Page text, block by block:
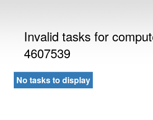
Invalid tasks for
4607539
No tasks to display